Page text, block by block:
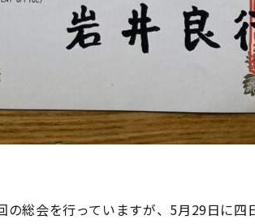
総会を行っていますが、5月29日に四